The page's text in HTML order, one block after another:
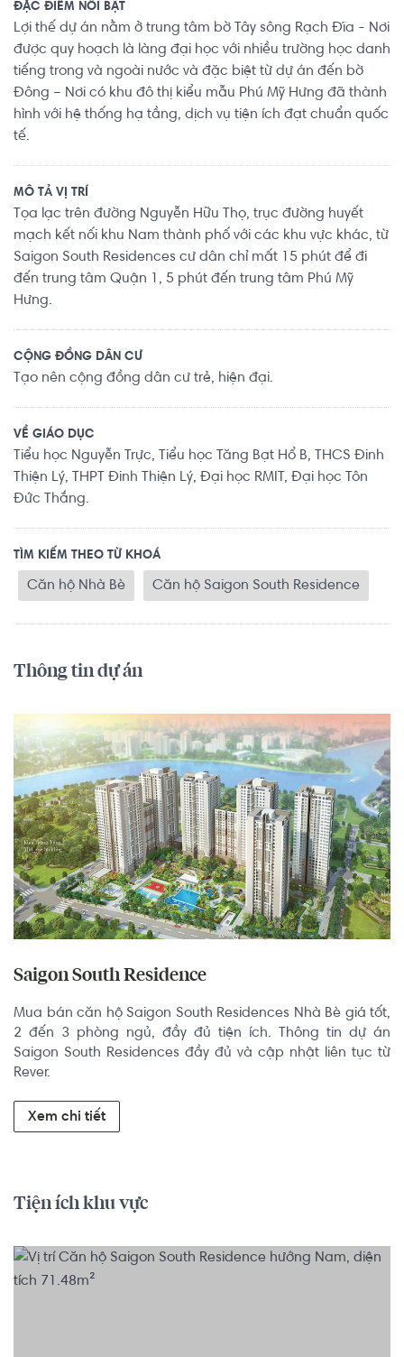
ĐẶC ĐIỂM NỔI BẬT
Lợi thế dự án nằm ở trung tâm bờ Tây sông Rạch Đĩa - Nơi
được quy hoạch là làng đại học với nhiều trường học danh
tiếng trong và ngoài nước và đặc biệt từ dự án đến bờ
Đông – Nơi có khu đô thị kiểu mẫu Phú Mỹ Hưng đã thành
hình với hệ thống hạ tầng, dịch vụ tiện ích đạt chuẩn quốc
tế.
MÔ TẢ VỊ TRÍ
Tọa lạc trên đường Nguyễn Hữu Thọ, trục đường huyết
mạch kết nối khu Nam thành phố với các khu vực khác, từ
Saigon South Residences cư dân chỉ mất 15 phút để đi
đến trung tâm Quận 1, 5 phút đến trung tâm Phú Mỹ
Hưng.
CỘNG ĐỒNG DÂN CƯ
Tạo nên cộng đồng dân cư trẻ, hiện đại.
VỀ GIÁO DỤC
Tiểu học Nguyễn Trực, Tiểu học Tăng Bạt Hổ B, THCS Đinh
Thiện Lý, THPT Đinh Thiện Lý, Đại học RMIT, Đại học Tôn
Đức Thắng.
TÌM KIẾM THEO TỪ KHOÁ
Căn hộ Nhà Bè Căn hộ Saigon South Residence
Thông tin dự án
Saigon South Residence
Mua bán căn hộ Saigon South Residences Nhà Bè giá tốt,
2 đến 3 phòng ngủ, đầy đủ tiện ích. Thông tin dự án
Saigon South Residences đầy đủ và cập nhật liên tục từ
Rever.
Xem chi tiết
Tiện ích khu vực